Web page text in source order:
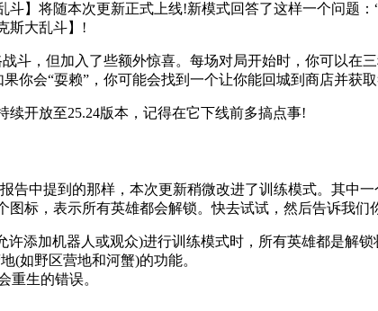
将随本次更新正式上线!新模式回答了这样一个问题：
大乱斗】!
，但加入了些额外惊喜。每场对局开始时，你可以在三
你会“耍赖”，你可能会找到一个让你能回城到商店并获
开放至25.24版本，记得在它下线前多搞点事!
中提到的那样，本次更新稍微改进了训练模式。其中
图标，表示所有英雄都会解锁。快去试试，然后告诉我们
加机器人或观众)进行训练模式时，所有英雄都是解锁
野区营地和河蟹)的功能。
生的错误。